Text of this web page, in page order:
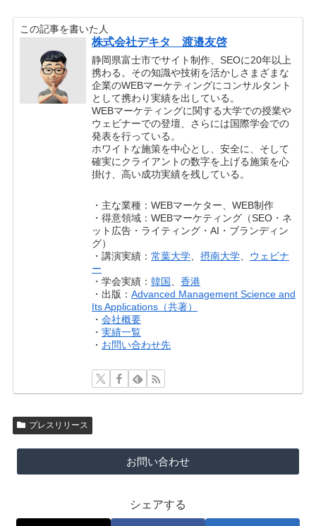
この記事を書いた人
株式会社デキタ 渡邉友啓
静岡県富士市でサイト制作、SEOに20年以上
携わる。その知識や技術を活かしさまざまな
企業のWEBマーケティングにコンサルタント
として携わり実績を出している。
WEBマーケティングに関する大学での授業や
ウェビナーでの登壇、さらには国際学会での
発表を行っている。
ホワイトな施策を中心とし、安全に、そして
確実にクライアントの数字を上げる施策を心
掛け、高い成功実績を残している。
・主な業種：WEBマーケター、WEB制作
・得意領域：WEBマーケティング（SEO・ネ
ット広告・ライティング・AI・ブランディン
グ）
・講演実績：常葉大学、摂南大学、 ウェビナ
ー
・学会実績：韓国、香港
・出版：Advanced Management Science and
Its Applications（共著）
・会社概要
・実績一覧
・ お問い合わせ先
プレスリリース
お問い合わせ
シェアする